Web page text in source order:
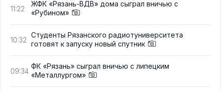
11:22
ЖФК «Рязань-ВДВ» дома сыграл вничью с
«Рубином»
10:32
Студенты Рязанского радиотуниверситета
готовят к запуску новый спутник
09:34
ФК «Рязань» сыграл вничью с липецким
«Металлургом»